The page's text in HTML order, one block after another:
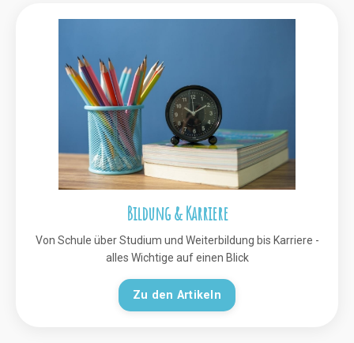
Bildung & Karriere
Von Schule über Studium und Weiterbildung bis Karriere -
alles Wichtige auf einen Blick
Zu den Artikeln